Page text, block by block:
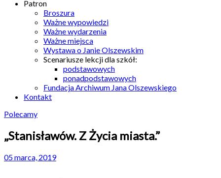
Patron
Broszura
Ważne wypowiedzi
Ważne wydarzenia
Ważne miejsca
Wystawa o Janie Olszewskim
Scenariusze lekcji dla szkół:
podstawowych
ponadpodstawowych
Fundacja Archiwum Jana Olszewskiego
Kontakt
Polecamy
„Stanisławów. Z Życia miasta.”
05 marca, 2019